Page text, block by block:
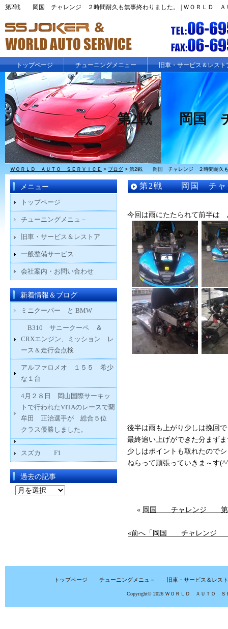
第2戦 岡国 チャレンジ ２時間耐久も無事終わりました。 | ＷＯＲＬＤ Ａ
トップページ チューニングメニュー 旧車・サービス＆レスト
第2戦 岡国 チ
ＷＯＲＬＤ ＡＵＴＯ ＳＥＲＶＩＣＥ > ブログ > 第2戦 岡国 チャレンジ ２時間耐久も
第2戦 岡国 チャレ
今回は雨にたたられて前半は
後半は雨も上がり少しは挽回
最終追い上げができた分まず
少しはポイントも取れたので
ねらって頑張っていきま～
« 岡国 チャレンジ
«前へ「岡国 チャレン
メニュー
トップページ
チューニングメニュ－
旧車・サービス＆レストア
一般整備サービス
会社案内・お問い合わせ
新着情報＆ブログ
ミニクーパー と BMW
B310 サニークーペ ＆
CRXエンジン、ミッション レ
ース＆走行会点検
アルファロメオ １５５ 希少
な１台
4月２８日 岡山国際サーキッ
トで行われたVITAのレースで藺
牟田 正治選手が 総合５位
クラス優勝しました。
スズカ F1
過去の記事
トップページ チューニングメニュ－ 旧車・サービス＆レス
Copyright© 2026 ＷＯＲＬＤ ＡＵＴＯ Ｓ